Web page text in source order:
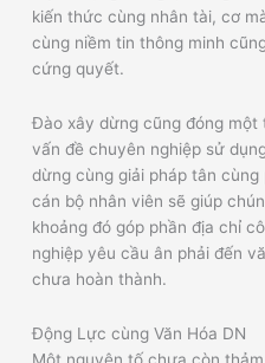
kiến thức cùng nhân tài, cơ
cùng niềm tin thông minh
cứng quyết.
Đào xây dừng cũng đóng
vấn đề chuyên nghiệp sử
dừng cùng giải pháp tân
cán bộ nhân viên sẽ giúp
khoảng đó góp phần địa chỉ
nghiệp yêu cầu ân phải đến
chưa hoàn thành.
Động Lực cùng Văn Hóa DN
Một nguyên tố chưa còn